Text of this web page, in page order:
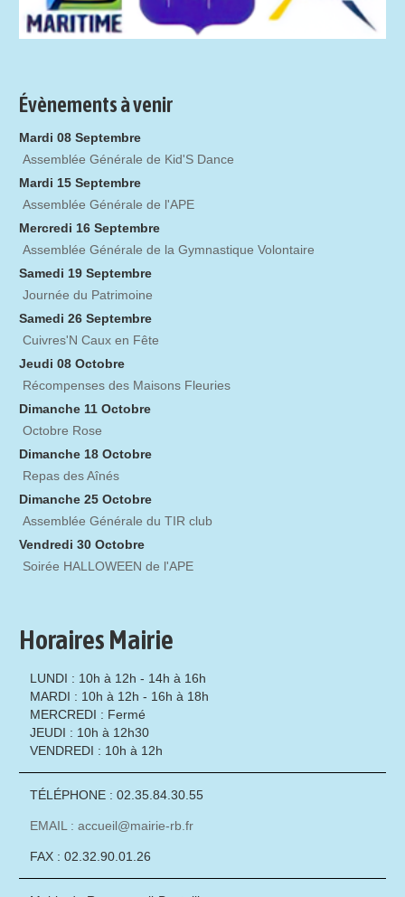
Évènements à venir
Mardi 08 Septembre
Assemblée Générale de Kid'S Dance
Mardi 15 Septembre
Assemblée Générale de l'APE
Mercredi 16 Septembre
Assemblée Générale de la Gymnastique Volontaire
Samedi 19 Septembre
Journée du Patrimoine
Samedi 26 Septembre
Cuivres'N Caux en Fête
Jeudi 08 Octobre
Récompenses des Maisons Fleuries
Dimanche 11 Octobre
Octobre Rose
Dimanche 18 Octobre
Repas des Aînés
Dimanche 25 Octobre
Assemblée Générale du TIR club
Vendredi 30 Octobre
Soirée HALLOWEEN de l'APE
Horaires Mairie
LUNDI : 10h à 12h - 14h à 16h
MARDI : 10h à 12h - 16h à 18h
MERCREDI : Fermé
JEUDI : 10h à 12h30
VENDREDI : 10h à 12h
TÉLÉPHONE : 02.35.84.30.55
EMAIL : accueil@mairie-rb.fr
FAX : 02.32.90.01.26